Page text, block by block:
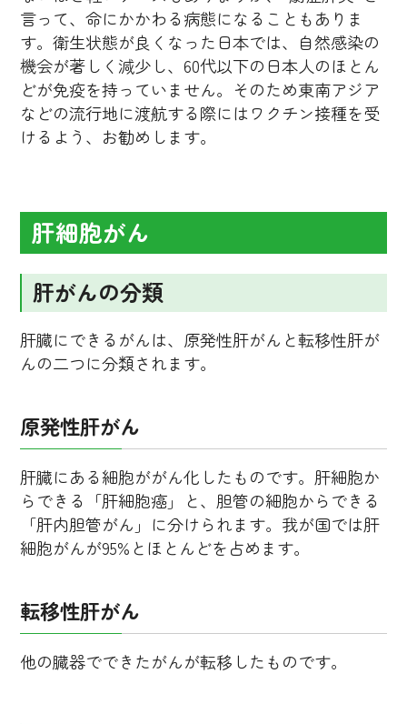
言って、命にかかわる病態になることもありま
す。衛生状態が良くなった日本では、自然感染の
機会が著しく減少し、60代以下の日本人のほとん
どが免疫を持っていません。そのため東南アジア
などの流行地に渡航する際にはワクチン接種を受
けるよう、お勧めします。
肝細胞がん
肝がんの分類
肝臓にできるがんは、原発性肝がんと転移性肝が
んの二つに分類されます。
原発性肝がん
肝臓にある細胞ががん化したものです。肝細胞か
らできる「肝細胞癌」と、胆管の細胞からできる
「肝内胆管がん」に分けられます。我が国では肝
細胞がんが95%とほとんどを占めます。
転移性肝がん
他の臓器でできたがんが転移したものです。